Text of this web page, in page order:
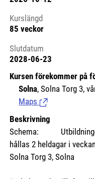
Kursstart 6215395
Kurslängd
85 veckor
Slutdatum
2028-06-23
Kursen förekommer på
Solna, Solna Torg 3,
Maps (Länk till extern
Beskrivning
Schema:
hållas 2 heldagar i
Solna Torg 3, Solna